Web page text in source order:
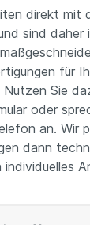
direkt mit
sind daher
für
Sie
oder
an. Wir
dann
individuelles